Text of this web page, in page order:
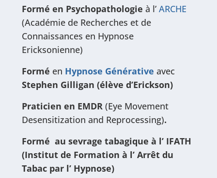
Formé en Psychopathologie à l’ ARCHE
(Académie de Recherches et de
Connaissances en Hypnose
Ericksonienne)
Formé en Hypnose Générative avec
Stephen Gilligan (élève d’Erickson)
Praticien en EMDR (Eye Movement
Desensitization and Reprocessing).
Formé au sevrage tabagique à l’ IFATH
(Institut de Formation à l’ Arrêt du
Tabac par l’ Hypnose)